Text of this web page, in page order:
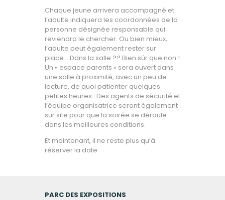
Chaque jeune arrivera accompagné et
l’adulte indiquera les coordonnées de la
personne désignée responsable qui
reviendra le chercher. Ou bien mieux,
l’adulte peut également rester sur
place… Dans la salle ?? Bien sûr que non !
Un « espace parents » sera ouvert dans
une salle à proximité, avec un peu de
lecture, de quoi patienter quelques
petites heures…Des agents de sécurité et
l’équipe organisatrice seront également
sur site pour que la soirée se déroule
dans les meilleures conditions.
Et maintenant, il ne reste plus qu’à
réserver la date
PARC DES EXPOSITIONS